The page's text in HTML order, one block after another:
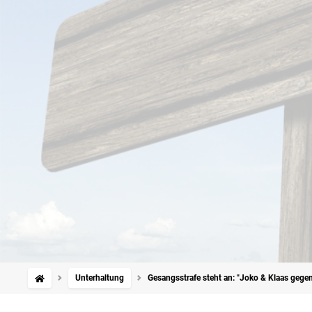
Unterhaltung Gesangsstrafe steht an: "Joko & Klaas